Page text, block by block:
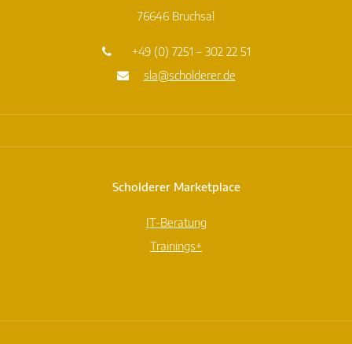
76646 Bruchsal
+49 (0) 7251 – 302 22 51
sla@scholderer.de
Scholderer Marketplace
IT-Beratung
Trainings+